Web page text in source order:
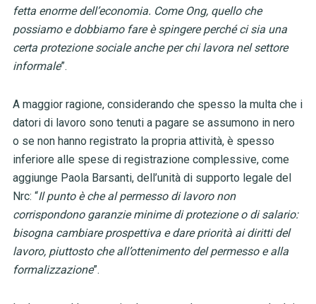
fetta enorme dell’economia. Come Ong, quello che
possiamo e dobbiamo fare è spingere perché ci sia una
certa protezione sociale anche per chi lavora nel settore
informale”.
A maggior ragione, considerando che spesso la multa che i
datori di lavoro sono tenuti a pagare se assumono in nero
o se non hanno registrato la propria attività, è spesso
inferiore alle spese di registrazione complessive, come
aggiunge Paola Barsanti, dell’unità di supporto legale del
Nrc: “Il punto è che al permesso di lavoro non
corrispondono garanzie minime di protezione o di salario:
bisogna cambiare prospettiva e dare priorità ai diritti del
lavoro, piuttosto che all’ottenimento del permesso e alla
formalizzazione”.